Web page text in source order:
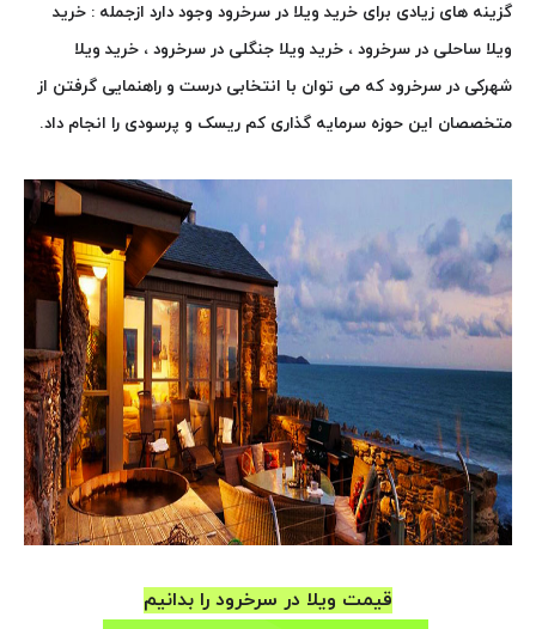
گزینه های زیادی برای خرید ویلا در سرخرود وجود دارد ازجمله : خرید
ویلا ساحلی در سرخرود ، خرید ویلا جنگلی در سرخرود ، خرید ویلا
شهرکی در سرخرود که می توان با انتخابی درست و راهنمایی گرفتن از
متخصصان این حوزه سرمایه گذاری کم ریسک و پرسودی را انجام داد.
قیمت ویلا در سرخرود را بدانیم